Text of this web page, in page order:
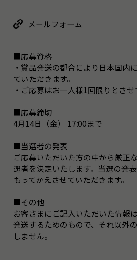
メールフォーム
■応募資格
・賞品発送の都合により日本国内
ていただきます。
・ご応募はお一人様1回限りとさせ
■応募締切
4月14日（金） 17:00まで
■当選者の発表
ご応募いただいた方の中から厳正
選者を決定いたします。当選の発
もってかえさせていただきます。
■その他
お客さまにご記入いただいた情報
発送するためのもので、それ以外
しません。